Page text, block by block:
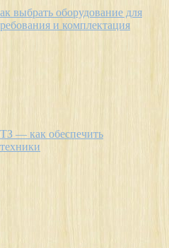
выбрать оборудование для
и комплектация
— как обеспечить